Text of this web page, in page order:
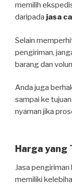
memilih
daripada jasa
Selain
pengiriman,
barang dan
Anda juga
sampai ke
nyaman jika
Harga yang
Jasa
memiliki